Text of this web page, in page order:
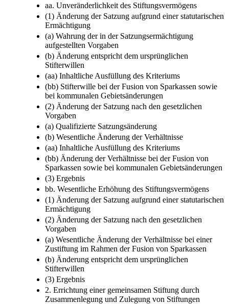
aa. Unveränderlichkeit des Stiftungsvermögens
(1) Änderung der Satzung aufgrund einer statutarischen
Ermächtigung
(a) Wahrung der in der Satzungsermächtigung
aufgestellten Vorgaben
(b) Änderung entspricht dem ursprünglichen
Stifterwillen
(aa) Inhaltliche Ausfüllung des Kriteriums
(bb) Stifterwille bei der Fusion von Sparkassen sowie
bei kommunalen Gebietsänderungen
(2) Änderung der Satzung nach den gesetzlichen
Vorgaben
(a) Qualifizierte Satzungsänderung
(b) Wesentliche Änderung der Verhältnisse
(aa) Inhaltliche Ausfüllung des Kriteriums
(bb) Änderung der Verhältnisse bei der Fusion von
Sparkassen sowie bei kommunalen Gebietsänderungen
(3) Ergebnis
bb. Wesentliche Erhöhung des Stiftungsvermögens
(1) Änderung der Satzung aufgrund einer statutarischen
Ermächtigung
(2) Änderung der Satzung nach den gesetzlichen
Vorgaben
(a) Wesentliche Änderung der Verhältnisse bei einer
Zustiftung im Rahmen der Fusion von Sparkassen
(b) Änderung entspricht dem ursprünglichen
Stifterwillen
(3) Ergebnis
2. Errichtung einer gemeinsamen Stiftung durch
Zusammenlegung und Zulegung von Stiftungen